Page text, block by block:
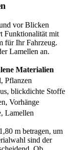
vor Blicken
Funktionalität mit
für Ihr Fahrzeug.
Lamellen an.
Materialien
Pflanzen
blickdichte Stoffe
Vorhänge
Lamellen
m betragen, um
sind der